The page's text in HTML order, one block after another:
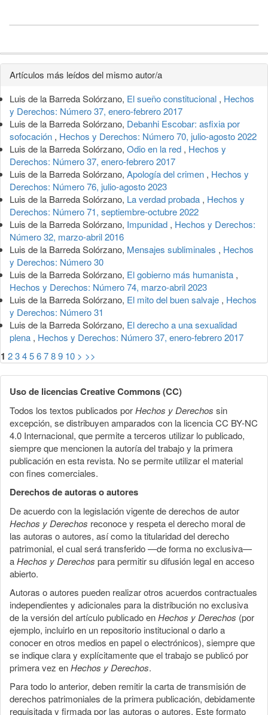
Detalles
del
artículo
Artículos más leídos del mismo autor/a
Luis de la Barreda Solórzano, El sueño constitucional , Hechos
y Derechos: Número 37, enero-febrero 2017
Luis de la Barreda Solórzano, Debanhi Escobar: asfixia por
sofocación , Hechos y Derechos: Número 70, julio-agosto 2022
Luis de la Barreda Solórzano, Odio en la red , Hechos y
Derechos: Número 37, enero-febrero 2017
Luis de la Barreda Solórzano, Apología del crimen , Hechos y
Derechos: Número 76, julio-agosto 2023
Luis de la Barreda Solórzano, La verdad probada , Hechos y
Derechos: Número 71, septiembre-octubre 2022
Luis de la Barreda Solórzano, Impunidad , Hechos y Derechos:
Número 32, marzo-abril 2016
Luis de la Barreda Solórzano, Mensajes subliminales , Hechos
y Derechos: Número 30
Luis de la Barreda Solórzano, El gobierno más humanista ,
Hechos y Derechos: Número 74, marzo-abril 2023
Luis de la Barreda Solórzano, El mito del buen salvaje , Hechos
y Derechos: Número 31
Luis de la Barreda Solórzano, El derecho a una sexualidad
plena , Hechos y Derechos: Número 37, enero-febrero 2017
1 23456789 10 > >>
Uso de licencias Creative Commons (CC)
Todos los textos publicados porHechos y Derechos sin
excepción, se distribuyen amparados con la licencia CC BY-NC
4.0 Internacional, que permite a terceros utilizar lo publicado,
siempre que mencionen la autoría del trabajo y la primera
publicación en esta revista. No se permite utilizar el material
con fines comerciales.
Derechos de autoras o autores
De acuerdo con la legislación vigente de derechos de autor
Hechos y Derechos reconoce y respeta el derecho moral de
las autoras o autores, así como la titularidad del derecho
patrimonial, el cual será transferido —de forma no exclusiva—
aHechos y Derechos para permitir su difusión legal en acceso
abierto.
Autoras o autores pueden realizar otros acuerdos contractuales
independientes y adicionales para la distribución no exclusiva
de la versión del artículo publicado enHechos y Derechos (por
ejemplo, incluirlo en un repositorio institucional o darlo a
conocer en otros medios en papel o electrónicos), siempre que
se indique clara y explícitamente que el trabajo se publicó por
primera vez enHechos y Derechos.
Para todo lo anterior, deben remitir la carta de transmisión de
derechos patrimoniales de la primera publicación, debidamente
requisitada y firmada por las autoras o autores. Este formato